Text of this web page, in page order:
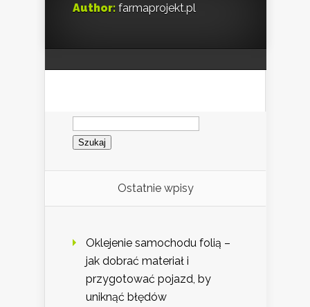
Author: farmaprojekt.pl
Szukaj:
Ostatnie wpisy
Oklejenie samochodu folią –
jak dobrać materiał i
przygotować pojazd, by
uniknąć błędów